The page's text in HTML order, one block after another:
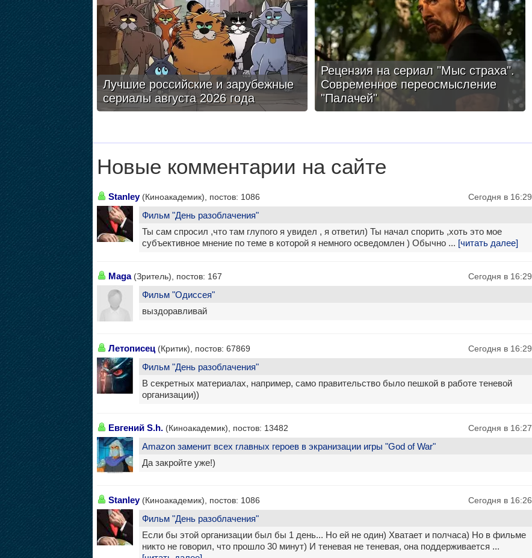
Лучшие российские и зарубежные
сериалы августа 2026 года
Рецензия на сериал "Мыс страха".
Современное переосмысление
"Палачей"
Новые комментарии на сайте
Stanley(Киноакадемик), постов: 1086 Сегодня в 16:29
Фильм "День разоблачения"
Ты сам спросил ,что там глупого я увидел , я ответил) Ты начал спорить ,хоть это мое
субъективное мнение по теме в которой я немного осведомлен ) Обычно ... [читать далее]
Maga(Зритель), постов: 167 Сегодня в 16:29
Фильм "Одиссея"
выздоравливай
Летописец(Критик), постов: 67869 Сегодня в 16:29
Фильм "День разоблачения"
В секретных материалах, например, само правительство было пешкой в работе теневой
организации))
Евгений S.h.(Киноакадемик), постов: 13482 Сегодня в 16:27
Amazon заменит всех главных героев в экранизации игры "God of War"
Да закройте уже!)
Stanley(Киноакадемик), постов: 1086 Сегодня в 16:26
Фильм "День разоблачения"
Если бы этой организации был бы 1 день... Но ей не один) Хватает и полчаса) Но в фильме
никто не говорил, что прошло 30 минут) И теневая не теневая, она поддерживается ...